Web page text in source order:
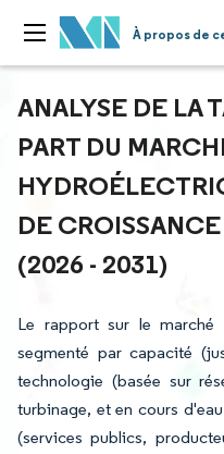
À propos de
ANALYSE DE LA
PART DU
DE
(2026 - 2031)
Le rapport sur le
segmenté par capacité
technologie (basée sur
turbinage, et en cours
(services publics,